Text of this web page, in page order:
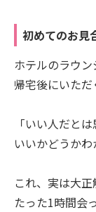
初めてのお見
ホテルのラウン
帰宅後にいただ
「いい人だとは
いいかどうか
これ、実は大正
たった1時間会